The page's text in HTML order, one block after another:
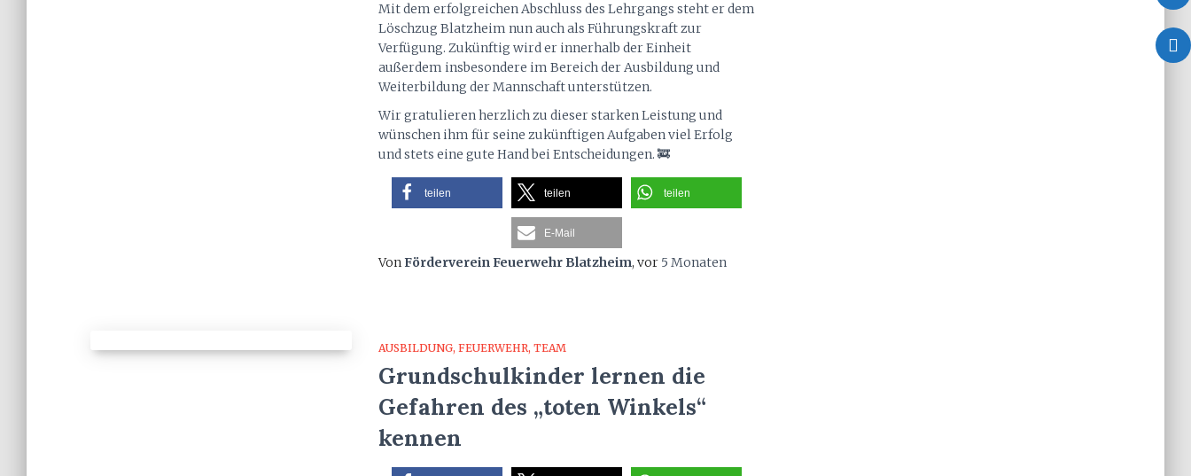
Mit dem erfolgreichen Abschluss des Lehrgangs steht er dem
Löschzug Blatzheim nun auch als Führungskraft zur
Verfügung. Zukünftig wird er innerhalb der Einheit
außerdem insbesondere im Bereich der Ausbildung und
Weiterbildung der Mannschaft unterstützen.
Wir gratulieren herzlich zu dieser starken Leistung und
wünschen ihm für seine zukünftigen Aufgaben viel Erfolg
und stets eine gute Hand bei Entscheidungen. 🚒
teilen teilen teilen
E-Mail
VonFörderverein Feuerwehr Blatzheim, vor 5 Monaten
AUSBILDUNG FEUERWEHR TEAM
Grundschulkinder lernen die
Gefahren des „toten Winkels“
kennen